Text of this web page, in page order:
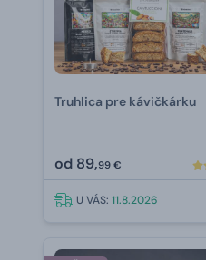
Truhlica pre kávičkárku
od 89,99 €
U VÁS: 11.8.2026